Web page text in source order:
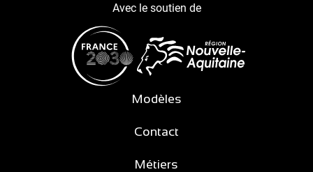
Avec le soutien de
Modèles
Contact
Métiers